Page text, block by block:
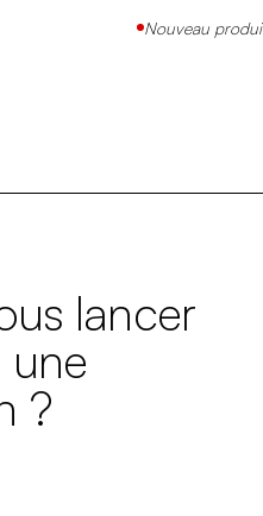
Nouveau
lancer
?